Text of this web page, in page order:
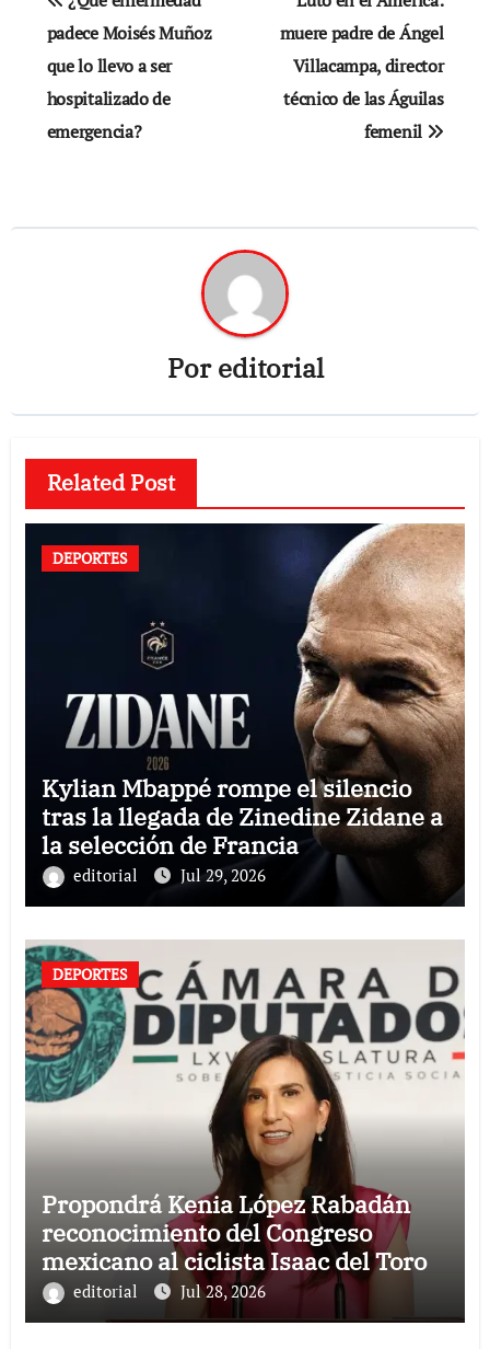
de
entradas
padece Moisés Muñoz
que lo llevo a ser
hospitalizado de
emergencia?
muere padre de Ángel
Villacampa, director
técnico de las Águilas
femenil
Poreditorial
Related Post
DEPORTES
Kylian Mbappé rompe el silencio
tras la llegada de Zinedine Zidane a
la selección de Francia
editorial Jul 29, 2026
DEPORTES
Propondrá Kenia López Rabadán
reconocimiento del Congreso
mexicano al ciclista Isaac del Toro
editorial Jul 28, 2026